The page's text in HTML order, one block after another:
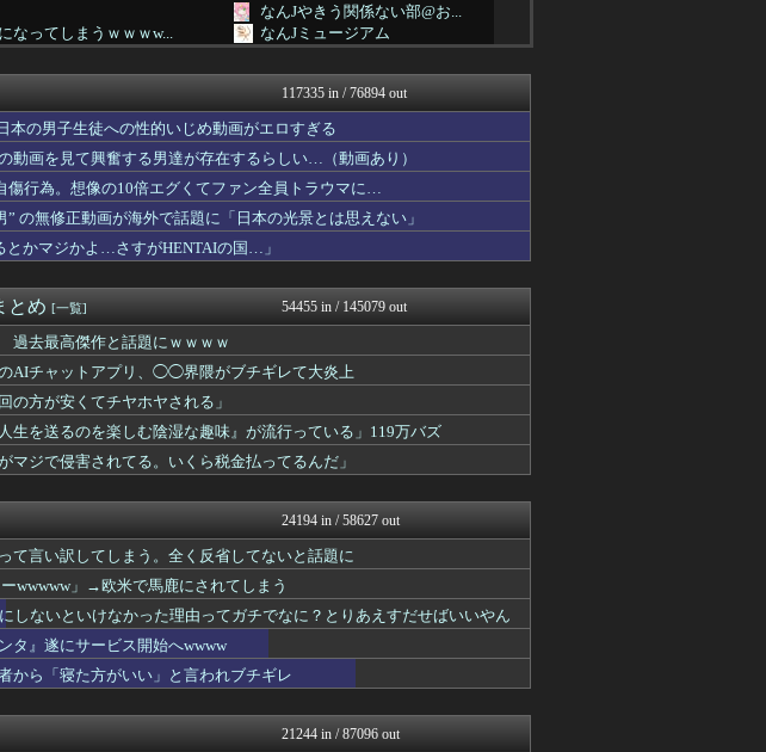
なんJやきう関係ない部@お...
なってしまうｗｗｗw...
なんJミュージアム
坂道情報通～乃木坂46まと...
まとめCUP
コーヒーを飲んでる
浮気ちゃんねる
チでヤバイ・・・・・・
NEWSまとめもりー｜2c...
ｗｗｗｗ（動画あり）
mashlife通信
ロ流し
まとめ芸能＠美女画像まとめ...
ランキングｷﾀ━━!
おーるじゃんる
が出ない
おうち速報
撃のターンやね」と手際...
U-1 NEWS.
31試合連続ｗｗｗ...
【サッカー まとめ】サカラ...
ああ言えばForYou
る。←「おデジ以外味付...
時に私を心配した店員を...
修羅場ライフ速報
にｗｗｗｗｗｗ
女子アナお宝画像速報－5c...
します」
思ってた奴と...
最強ジャンプ放送局
しまう。全く反省してな...
アニゲー速報
けてもらうしか...
わんこーる速報！
漏れるようになった
子育てちゃんねる
ティー
モナニュース
められる
おたくみくす 声優まとめ
かせまと！
ししといて、その人が言...
修羅の華-家庭・生活まとめ
素がコレｗｗｗｗ
アニはつ -アニメ発信場-
まにゅそく 2chまとめニ...
GUNDAM.LOG｜ガン...
見ていく
うまぴょいチャンネル -ウ...
怖い
凹凸ちゃんねる 発達障害・...
PCパーツまとめ
117335 in / 76894 out
の男子生徒への性的いじめ動画がエロすぎる
動画を見て興奮する男達が存在するらしい…（動画あり）
傷行為。想像の10倍エグくてファン全員トラウマに…
の無修正動画が海外で話題に「日本の光景とは思えない」
かマジかよ…さすがHENTAIの国…」
とめ [一覧] 54455 in / 145079 out
過去最高傑作と話題にｗｗｗｗ
AIチャットアプリ、◯◯界隈がブチギレて大炎上
の方が安くてチヤホヤされる」
生を送るのを楽しむ陰湿な趣味』が流行っている」119万バズ
マジで侵害されてる。いくら税金払ってるんだ」
24194 in / 58627 out
て言い訳してしまう。全く反省してないと話題に
wwwww」→欧米で馬鹿にされてしまう
しないといけなかった理由ってガチでなに？とりあえすだせばいいやん
タ』遂にサービス開始へwwww
から「寝た方がいい」と言われブチギレ
21244 in / 87096 out